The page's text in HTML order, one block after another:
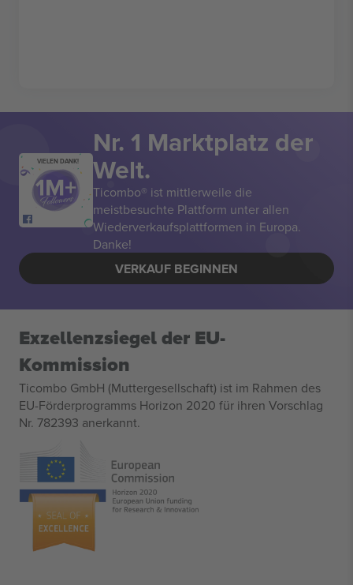
VIELEN DANK!
Nr. 1 Marktplatz der
Welt.
Ticombo® ist mittlerweile die
meistbesuchte Plattform unter allen
Wiederverkaufsplattformen in Europa.
Danke!
VERKAUF BEGINNEN
Exzellenzsiegel der EU-
Kommission
Ticombo GmbH (Muttergesellschaft) ist im Rahmen des
EU-Förderprogramms Horizon 2020 für ihren Vorschlag
Nr. 782393 anerkannt.